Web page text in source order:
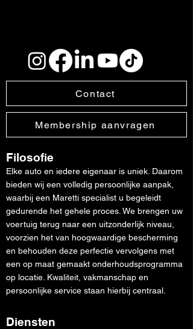
Contact
Membership aanvragen
Filosofie
Elke auto en iedere eigenaar is uniek. Daarom
bieden wij een volledig persoonlijke aanpak,
waarbij een Maretti specialist u begeleidt
gedurende het gehele proces. We brengen uw
voertuig terug naar een uitzonderlijk niveau,
voorzien het van hoogwaardige bescherming
en behouden deze perfectie vervolgens met
een op maat gemaakt onderhoudsprogramma
op locatie. Kwaliteit, vakmanschap en
persoonlijke service staan hierbij centraal.
Diensten